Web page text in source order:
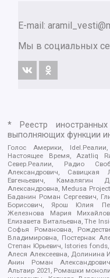
E-mail:
Мы в социальных
* Реестр
выполняющих функции
Голос Америки,
Настоящее Время, Azatliq
Север.Реалии, Радио
Александрович, Савицкая
Евгеньевич, Камалягин
Александровна, Medusa
Баданин Роман Сергеевич,
Борисович, Ярош Юлия
Железнова Мария
Елизавета Витальевна, The
Софья Романовна,
Владимировна, Постернак
Степан Юрьевич, Istories
Алеся Алексеевна, Долинина
Анин Роман
Альтаир 2021, Ромашки